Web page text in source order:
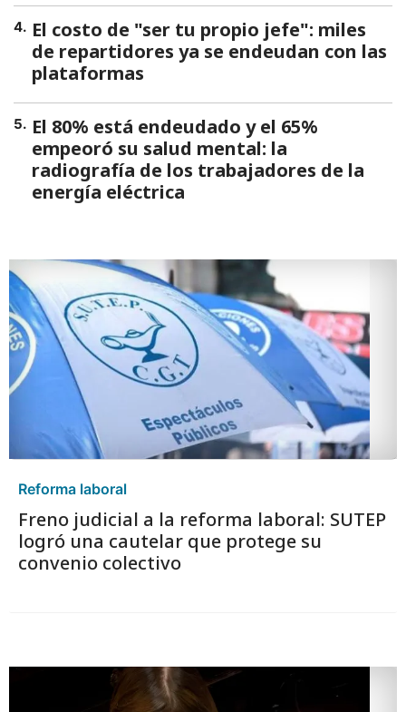
4. El costo de "ser tu propio jefe": miles
de repartidores ya se endeudan con las
plataformas
5. El 80% está endeudado y el 65%
empeoró su salud mental: la
radiografía de los trabajadores de la
energía eléctrica
Reforma laboral
Freno judicial a la reforma laboral: SUTEP
logró una cautelar que protege su
convenio colectivo